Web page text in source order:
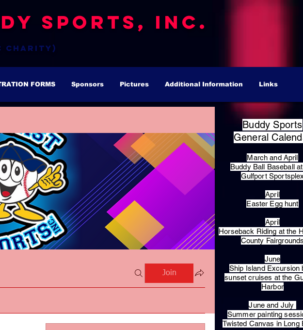
Sports, Inc.
charity)
FORMS Sponsors Pictures Additional Information Links
Join
Buddy Sports
General
March and April
Buddy Ball Baseball
Gulfport
April
Easter Egg hunt
April
Horseback Riding at the
County
June
Ship Island Excursion
sunset cruises at the
Harbor
June and July
Summer painting
Twisted Canvas in Long